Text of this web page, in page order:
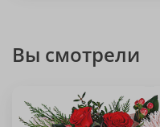
Вы смотрели